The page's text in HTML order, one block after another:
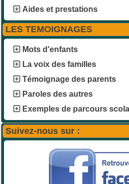
Aides et prestations
LES TEMOIGNAGES
Mots d'enfants
La voix des familles
Témoignage des parents
Paroles des autres
Exemples de parcours
Suivez-nous sur :